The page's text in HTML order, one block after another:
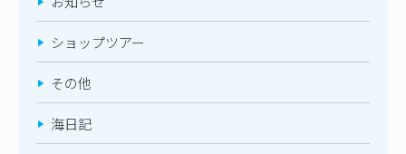
ショップツアー
その他
海日記